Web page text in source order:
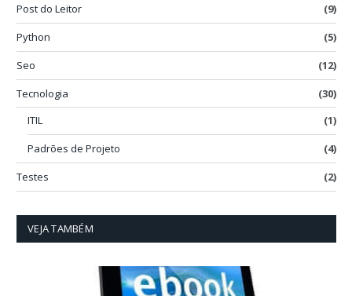
Post do Leitor
(9)
Python
(5)
Seo
(12)
Tecnologia
(30)
ITIL
(1)
Padrões de Projeto
(4)
Testes
(2)
VEJA TAMBÉM